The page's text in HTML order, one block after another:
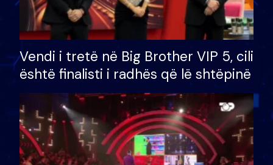
Vendi i tretë në Big Brother VIP 5, cili
është finalisti i radhës që lë shtëpinë